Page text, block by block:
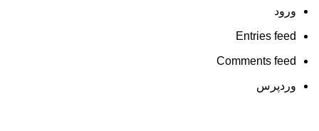
ورود
Entries feed
Comments feed
وردپرس